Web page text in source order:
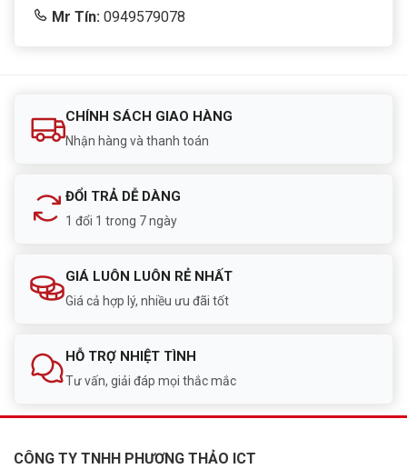
Mr Tín: 0949579078
CHÍNH SÁCH GIAO HÀNG
Nhận hàng và thanh toán
ĐỔI TRẢ DỄ DÀNG
1 đổi 1 trong 7 ngày
GIÁ LUÔN LUÔN RẺ NHẤT
Giá cả hợp lý, nhiều ưu đãi tốt
HỖ TRỢ NHIỆT TÌNH
Tư vấn, giải đáp mọi thắc mắc
CÔNG TY TNHH PHƯƠNG THẢO ICT